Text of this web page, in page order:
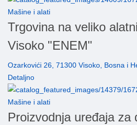
Mašine i alati
Trgovina na veliko
Visoko "ENEM"
Ozarkovići 26, 71300 Visoko, Bosna i
Detaljno
Mašine i alati
Proizvodnja uređaja za